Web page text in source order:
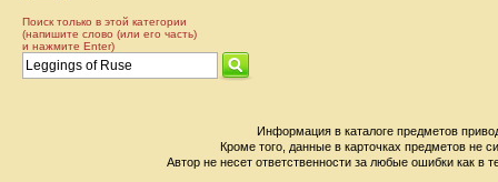
Поиск только в этой категории
(напишите слово (или его часть)
и нажмите Enter)
Информация в каталоге предметов
Кроме того, данные в карточках предметов не
Автор не несет ответственности за любые ошибки как в